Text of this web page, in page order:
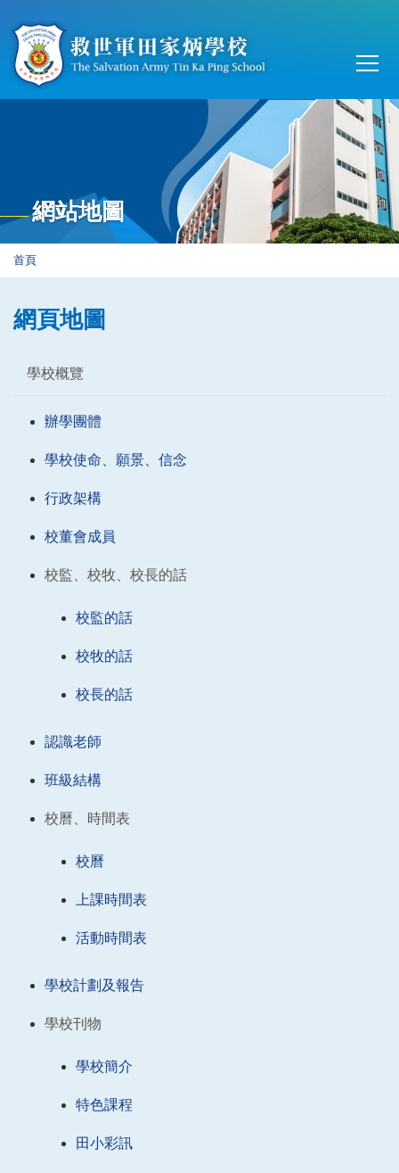
Main
網站地圖
導
連
首頁
網頁地圖
學校概覽
辦學團體
學校使命、願景、信念
行政架構
校董會成員
校監、校牧、校長的話
校監的話
校牧的話
校長的話
認識老師
班級結構
校曆、時間表
校曆
上課時間表
活動時間表
學校計劃及報告
學校刊物
學校簡介
特色課程
田小彩訊